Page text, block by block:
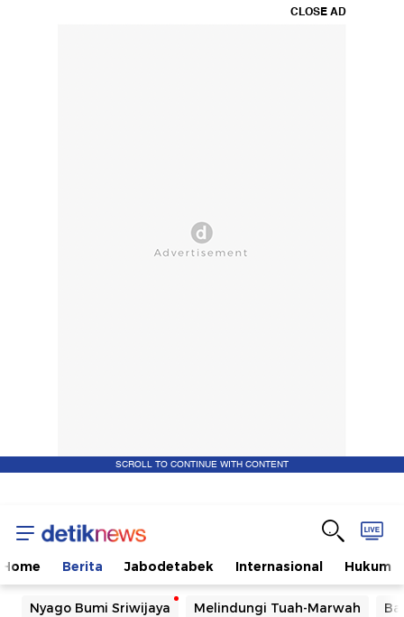
CLOSE AD
SCROLL TO CONTINUE WITH CONTENT
Home Berita Jabodetabek Internasional Hukum
Nyago Bumi Sriwijaya Melindungi Tuah-Marwah